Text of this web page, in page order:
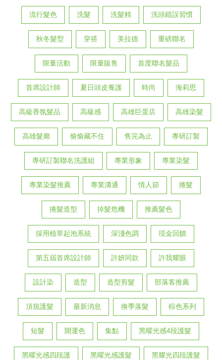
流行髮色 洗髮 洗髮精 洗頭錯誤習慣
秋冬髮型 穿搭 美拉德 重磅聯名
限量活動 限量販售 首度聯名髮品
首席設計師 夏日頭皮養護 時尚 海莉思
高級香氛髮品 高級感 高雄巨蛋店 高雄染髮
高雄髮廊 偷偷藏不住 售完為止 專研訂製
專研訂製聯名洗護組 專業形象 專業染髮
專業染髮推薦 專業溝通 情人節 捲髮
捲髮造型 掉髮危機 推薦髮色
採用植萃起泡系統 深淺色調 現金回饋
第五屆首席設計師 許妍同款 許我耀眼
設計染 造型 造型剪髮 部落客推薦
頂規護髮 最新消息 換季落髮 棕色系列
短髮 開運色 集點 黑曜光感4段護髮
黑曜光感四段護 黑曜光感護髮 黑耀光四段護髮